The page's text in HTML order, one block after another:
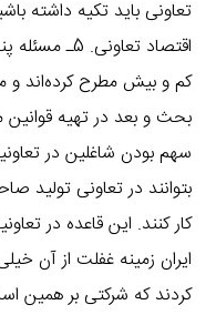
تعاونی باید تکیه داشته
اقتصاد
کم و بیش مطرح کرده‌اند و
بحث و بعد در تهیه
سهم بودن شاغلین در
بتوانند در تعاونی تولید
کار کنند. این قاعده در
ایران زمینه غفلت از آن
کردند که شرکتی بر همین